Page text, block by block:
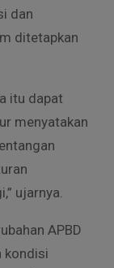
dan
ditetapkan
itu dapat
menyatakan
ujarnya.
APBD
kondisi